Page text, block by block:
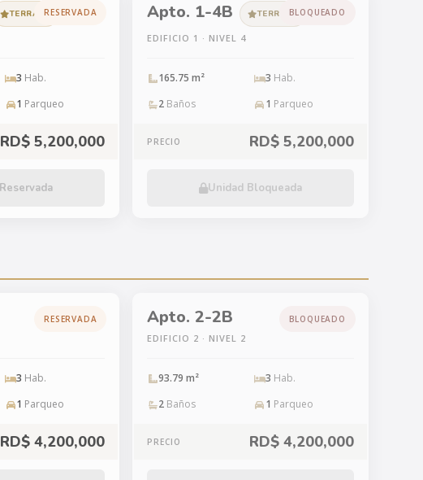
TERRAZARESERVADA
3 Hab.
1 Parqueo
RD$ 5,200,000
Apto. 1-4B TERRAZA
EDIFICIO 1 · NIVEL 4
BLOQUEADO
165.75 m² 3 Hab.
2 Baños 1 Parqueo
PRECIO RD$ 5,200,000
Unidad Bloqueada
RESERVADA
3 Hab.
1 Parqueo
RD$ 4,200,000
Apto. 2-2B
EDIFICIO 2 · NIVEL 2
BLOQUEADO
93.79 m² 3 Hab.
2 Baños 1 Parqueo
PRECIO RD$ 4,200,000